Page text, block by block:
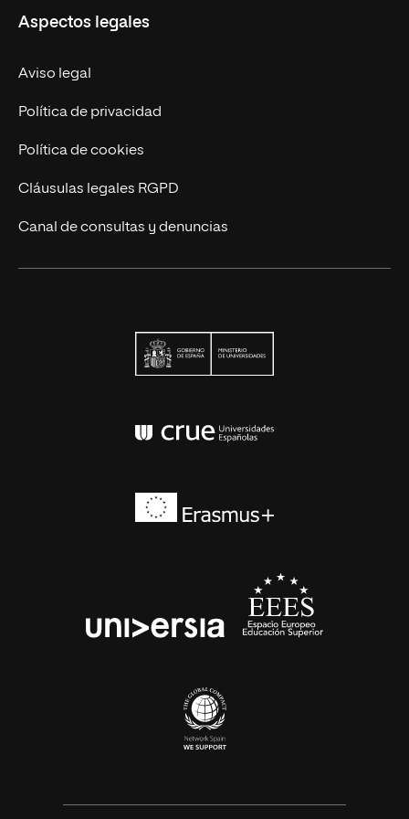
Trabaja en UNIR
Actualidad
Contáctanos
Aspectos legales
Aviso legal
Política de privacidad
Política de cookies
Cláusulas legales RGPD
Canal de consultas y denuncias